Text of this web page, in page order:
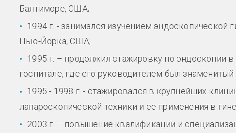
Балтиморе, США;
1994 г. - занимался изучением
Нью-Йорка, США;
1995 г. – продолжил стажировку по эндоскопии
госпитале, где его руководителем был знаменитый
1995 - 1998 г. - стажировался в крупнейших
лапароскопической техники и ее применения в
2003 г. – повышение квалификации и